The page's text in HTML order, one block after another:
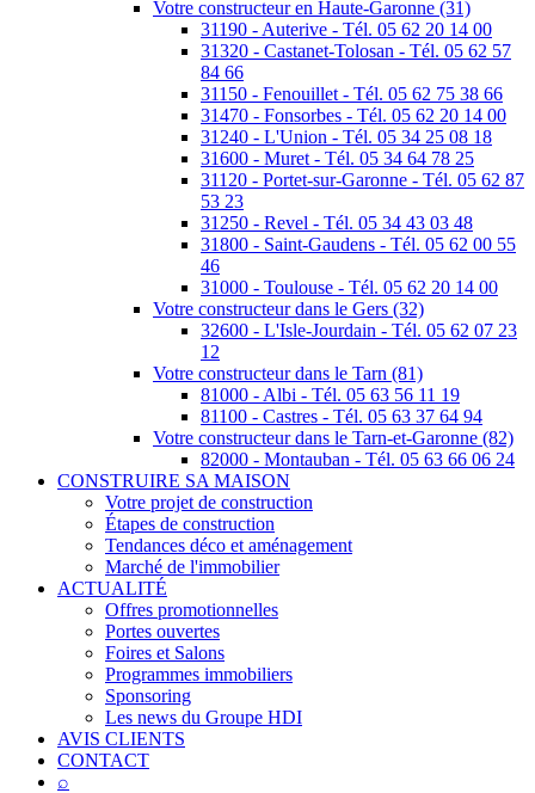
Votre constructeur en Haute-Garonne (31)
31190 - Auterive - Tél. 05 62 20 14 00
31320 - Castanet-Tolosan - Tél. 05 62 57
84 66
31150 - Fenouillet - Tél. 05 62 75 38 66
31470 - Fonsorbes - Tél. 05 62 20 14 00
31240 - L'Union - Tél. 05 34 25 08 18
31600 - Muret - Tél. 05 34 64 78 25
31120 - Portet-sur-Garonne - Tél. 05 62 87
53 23
31250 - Revel - Tél. 05 34 43 03 48
31800 - Saint-Gaudens - Tél. 05 62 00 55
46
31000 - Toulouse - Tél. 05 62 20 14 00
Votre constructeur dans le Gers (32)
32600 - L'Isle-Jourdain - Tél. 05 62 07 23
12
Votre constructeur dans le Tarn (81)
81000 - Albi - Tél. 05 63 56 11 19
81100 - Castres - Tél. 05 63 37 64 94
Votre constructeur dans le Tarn-et-Garonne (82)
82000 - Montauban - Tél. 05 63 66 06 24
CONSTRUIRE SA MAISON
Votre projet de construction
Étapes de construction
Tendances déco et aménagement
Marché de l'immobilier
ACTUALITÉ
Offres promotionnelles
Portes ouvertes
Foires et Salons
Programmes immobiliers
Sponsoring
Les news du Groupe HDI
AVIS CLIENTS
CONTACT
⌕